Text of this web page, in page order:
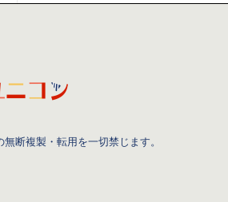
断複製・転用を一切禁じます。